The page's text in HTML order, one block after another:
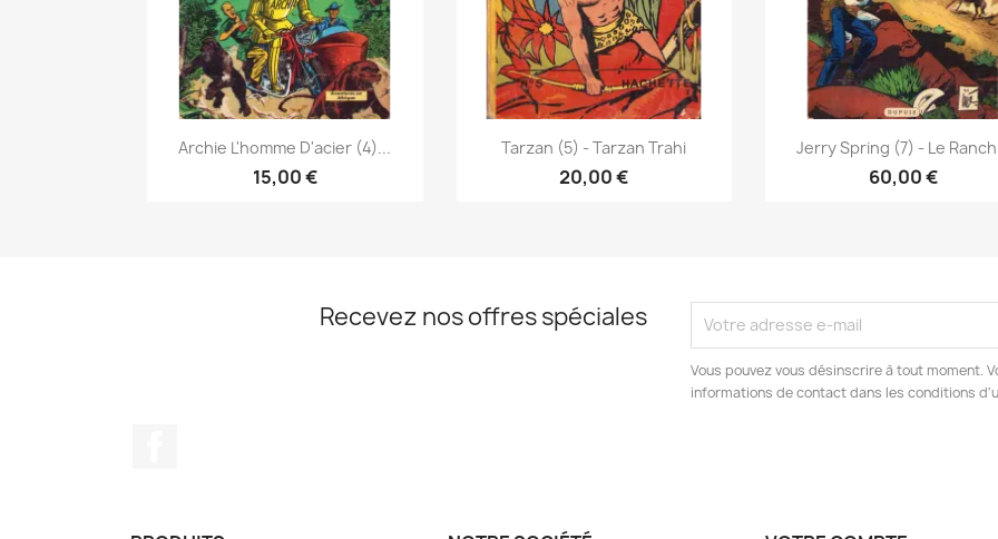
Aperçu rapide
Archie L'homme D'acier (4)...
15,00 €
Aperçu rapide
Tarzan (5) - Tarzan Trahi
20,00 €
Aperçu rapide
Jerry Spring (7) - Le
60,00 €
Recevez nos offres spéciales
Vous pouvez vous désinscrire à tout moment.
informations de contact dans les conditions